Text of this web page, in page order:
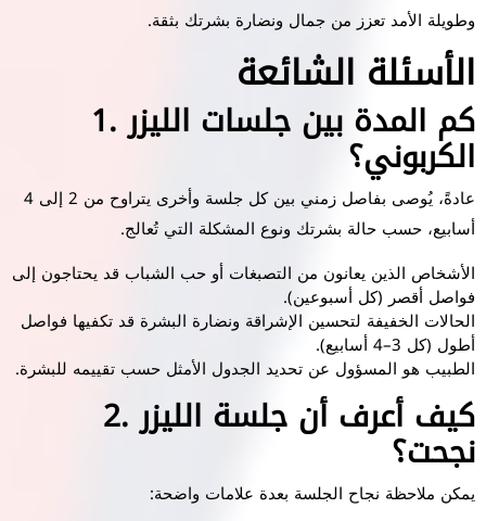
وطويلة الأمد تعزز من جمال ونضارة بشرتك بثقة.
الأسئلة الشائعة
1. كم المدة بين جلسات الليزر
الكربوني؟
عادةً، يُوصى بفاصل زمني بين كل جلسة وأخرى يتراوح من 2 إلى 4
أسابيع، حسب حالة بشرتك ونوع المشكلة التي تُعالج.
الأشخاص الذين يعانون من التصبغات أو حب الشباب قد يحتاجون إلى
فواصل أقصر (كل أسبوعين).
الحالات الخفيفة لتحسين الإشراقة ونضارة البشرة قد تكفيها فواصل
أطول (كل 3–4 أسابيع).
الطبيب هو المسؤول عن تحديد الجدول الأمثل حسب تقييمه للبشرة.
2. كيف أعرف أن جلسة الليزر
نجحت؟
يمكن ملاحظة نجاح الجلسة بعدة علامات واضحة: